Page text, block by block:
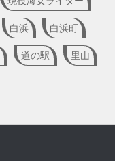
白浜 白浜町
道の駅 里山